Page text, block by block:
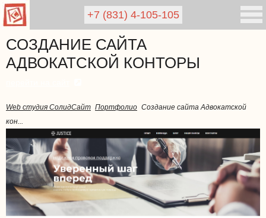
СОЗДАНИЕ САЙТА
АДВОКАТСКОЙ КОНТОРЫ
+7 (831) 4-105-105
Web студия СолидСайт Портфолио Создание сайта Адвокатской
кон...